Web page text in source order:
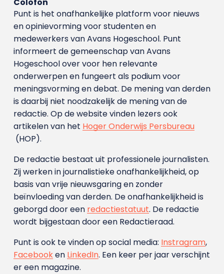
Colofon
Punt is het onafhankelijke platform voor nieuws
en opinievorming voor studenten en
medewerkers van Avans Hoge­school. Punt
informeert de gemeenschap van Avans
Hogeschool over voor hen relevante
onderwerpen en fungeert als podium voor
meningsvorming en debat. De mening van derden
is daarbij niet noodzakelijk de mening van de
redactie. Op de website vinden lezers ook
artikelen van het Hoger Onderwijs Persbureau
(HOP).
De redactie bestaat uit professionele journalisten.
Zij werken in journalistieke onafhankelijkheid, op
basis van vrije nieuwsgaring en zonder
beïnvloeding van derden. De onafhankelijkheid is
geborgd door een redactiestatuut. De redactie
wordt bijgestaan door een Redactieraad.
Punt is ook te vinden op social media: Instragram,
Facebooken LinkedIn. Een keer per jaar verschijnt
er een magazine.